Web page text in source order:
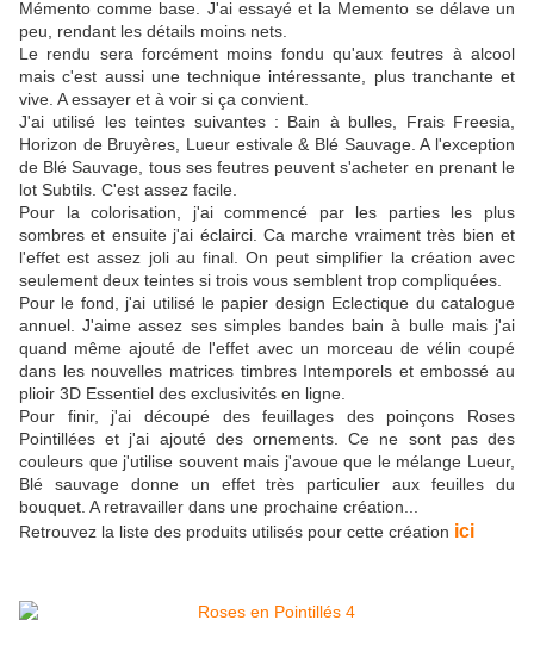
Mémento comme base. J'ai essayé et la Memento se délave un
peu, rendant les détails moins nets.
Le rendu sera forcément moins fondu qu'aux feutres à alcool
mais c'est aussi une technique intéressante, plus tranchante et
vive. A essayer et à voir si ça convient.
J'ai utilisé les teintes suivantes : Bain à bulles, Frais Freesia,
Horizon de Bruyères, Lueur estivale & Blé Sauvage. A l'exception
de Blé Sauvage, tous ses feutres peuvent s'acheter en prenant le
lot Subtils. C'est assez facile.
Pour la colorisation, j'ai commencé par les parties les plus
sombres et ensuite j'ai éclairci. Ca marche vraiment très bien et
l'effet est assez joli au final. On peut simplifier la création avec
seulement deux teintes si trois vous semblent trop compliquées.
Pour le fond, j'ai utilisé le papier design Eclectique du catalogue
annuel. J'aime assez ses simples bandes bain à bulle mais j'ai
quand même ajouté de l'effet avec un morceau de vélin coupé
dans les nouvelles matrices timbres Intemporels et embossé au
plioir 3D Essentiel des exclusivités en ligne.
Pour finir, j'ai découpé des feuillages des poinçons Roses
Pointillées et j'ai ajouté des ornements. Ce ne sont pas des
couleurs que j'utilise souvent mais j'avoue que le mélange Lueur,
Blé sauvage donne un effet très particulier aux feuilles du
bouquet. A retravailler dans une prochaine création...
Retrouvez la liste des produits utilisés pour cette création ici